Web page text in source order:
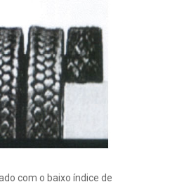
com o baixo índice de